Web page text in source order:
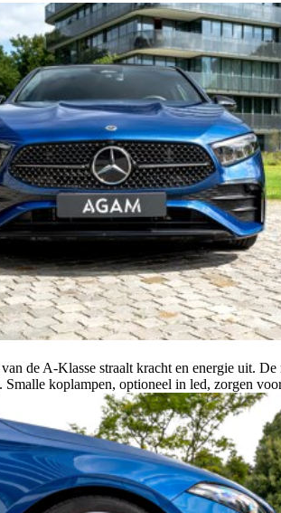
de A-Klasse straalt kracht en energie uit.
Smalle koplampen, optioneel in led, zorgen